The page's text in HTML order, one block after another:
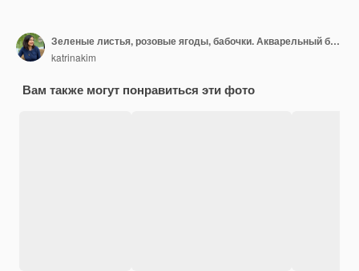
Зеленые листья, розовые ягоды, бабочки. Акварельный бесшовный узор, изолированный на белом. Ручная роспись, идеально подходит для свадебного дизайна, романтической упаковки, домашнего декора, канцелярских товаров и цифровых творческих проектов
katrinakim
Вам также могут понравиться эти фото